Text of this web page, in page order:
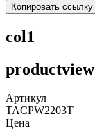
Копировать ссылку
col1
productview
Артикул
TACPW2203T
Цена